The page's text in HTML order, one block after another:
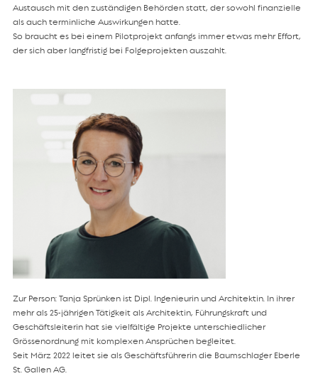
Austausch mit den zuständigen Behörden statt, der sowohl finanzielle
als auch terminliche Auswirkungen hatte.
So braucht es bei einem Pilotprojekt anfangs immer etwas mehr Effort,
der sich aber langfristig bei Folgeprojekten auszahlt.
Zur Person: Tanja Sprünken ist Dipl. Ingenieurin und Architektin. In ihrer
mehr als 25-jährigen Tätigkeit als Architektin, Führungskraft und
Geschäftsleiterin hat sie vielfältige Projekte unterschiedlicher
Grössenordnung mit komplexen Ansprüchen begleitet.
Seit März 2022 leitet sie als Geschäftsführerin die Baumschlager Eberle
St. Gallen AG.